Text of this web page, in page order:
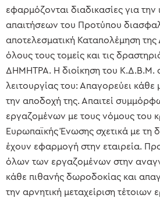
εφαρμόζονται διαδικασίες για
απαιτήσεων του Προτύπου
αποτελεσματική Καταπολέμηση
όλους τους τομείς και τις
ΔΗΜΗΤΡΑ. Η διοίκηση του Κ.Δ.Β.Μ.
λειτουργίας του: Απαγορεύει
την αποδοχή της. Απαιτεί
εργαζομένων με τους νόμους του
Ευρωπαϊκής Ένωσης σχετικά με τη
έχουν εφαρμογή στην εταιρεία.
όλων των εργαζομένων στην
κάθε πιθανής δωροδοκίας και
την αρνητική μεταχείριση τέτοιων